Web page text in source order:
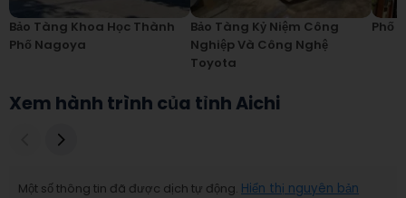
Bảo Tàng Khoa Học Thành
Phố Nagoya
Bảo Tàng Kỷ Niệm Công
Nghiệp Và Công Nghệ
Toyota
Phố
Xem hành trình của tỉnh Aichi
Một số thông tin đã được dịch tự động. Hiển thị nguyên bản